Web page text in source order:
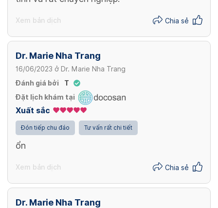
Xem bản dịch Chia sẻ
Dr. Marie Nha Trang
16/06/2023 ở Dr. Marie Nha Trang
Đánh giá bởi
T
Đặt lịch khám tại
Xuất sắc
Đón tiếp chu đáo Tư vấn rất chi tiết
ổn
Xem bản dịch Chia sẻ
Dr. Marie Nha Trang